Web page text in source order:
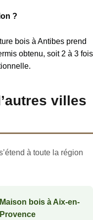
?
bois à Antibes prend
obtenu, soit 2 à 3 fois
villes
à toute la région
Maison bois à Aix-en-
Provence